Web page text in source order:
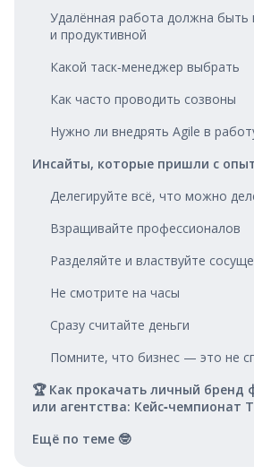
Удалённая работа должна
и продуктивной
Какой таск‑менеджер выбрать
Как часто проводить созвоны
Нужно ли внедрять Agile в
Инсайты, которые пришли с
Делегируйте всё, что можно
Взращивайте профессионалов
Разделяйте и властвуйте
Не смотрите на часы
Сразу считайте деньги
Помните, что бизнес — это не
🏆 Как прокачать личный бренд
или агентства: Кейс‑чемпионат
Ещё по теме 🤓